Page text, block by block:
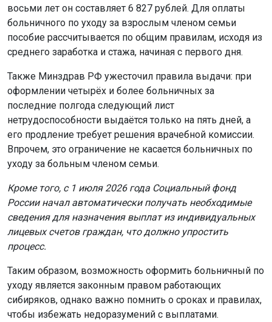
восьми лет он составляет 6 827 рублей. Для оплаты
больничного по уходу за взрослым членом семьи
пособие рассчитывается по общим правилам, исходя из
среднего заработка и стажа, начиная с первого дня.
Также Минздрав РФ ужесточил правила выдачи: при
оформлении четырёх и более больничных за
последние полгода следующий лист
нетрудоспособности выдаётся только на пять дней, а
его продление требует решения врачебной комиссии.
Впрочем, это ограничение не касается больничных по
уходу за больным членом семьи.
Кроме того, с 1 июля 2026 года Социальный фонд
России начал автоматически получать необходимые
сведения для назначения выплат из индивидуальных
лицевых счетов граждан, что должно упростить
процесс.
Таким образом, возможность оформить больничный по
уходу является законным правом работающих
сибиряков, однако важно помнить о сроках и правилах,
чтобы избежать недоразумений с выплатами.